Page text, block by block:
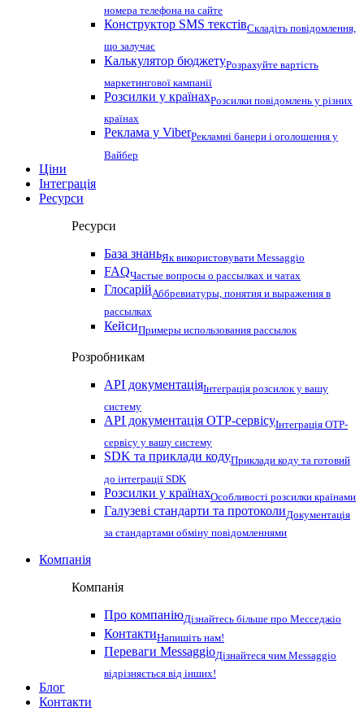
номера телефона на сайте
Конструктор SMS текстівСкладіть повідомлення,
що залучає
Калькулятор бюджетуРозрахуйте вартість
маркетингової кампанії
Розсилки у країнахРозсилки повідомлень у різних
країнах
Реклама у ViberРекламні банери і оголошення у
Вайбер
Ціни
Інтеграція
Ресурси
Ресурси
База знаньЯк використовувати Messaggio
FAQЧастые вопросы о рассылках и чатах
ГлосарійАббревиатуры, понятия и выражения в
рассылках
КейсиПримеры использования рассылок
Розробникам
API документаціяІнтеграція розсилок у вашу
систему
API документація OTP-сервісуІнтеграція OTP-
сервісу у вашу систему
SDK та приклади кодуПриклади коду та готовий
до інтеграції SDK
Розсилки у країнахОсобливості розсилки країнами
Галузеві стандарти та протоколиДокументація
за стандартами обміну повідомленнями
Компанія
Компанія
Про компаніюДізнайтесь більше про Месседжіо
КонтактиНапишіть нам!
Переваги MessaggioДізнайтеся чим Messaggio
відрізняється від інших!
Блог
Контакти